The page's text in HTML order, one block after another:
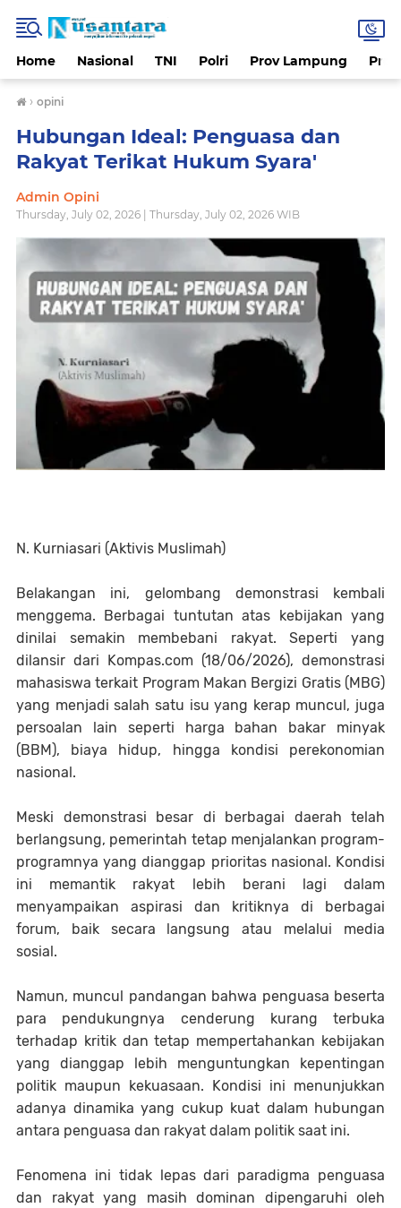
Home Nasional TNI Polri Prov Lampung
› opini
Hubungan Ideal: Penguasa dan
Rakyat Terikat Hukum Syara'
Admin Opini
Thursday, July 02, 2026 | Thursday, July 02, 2026 WIB
N. Kurniasari (Aktivis Muslimah)
Belakangan ini, gelombang demonstrasi kembali
menggema. Berbagai tuntutan atas kebijakan yang
dinilai semakin membebani rakyat. Seperti yang
dilansir dari Kompas.com (18/06/2026), demonstrasi
mahasiswa terkait Program Makan Bergizi Gratis (MBG)
yang menjadi salah satu isu yang kerap muncul, juga
persoalan lain seperti harga bahan bakar minyak
(BBM), biaya hidup, hingga kondisi perekonomian
nasional.
Meski demonstrasi besar di berbagai daerah telah
berlangsung, pemerintah tetap menjalankan program-
programnya yang dianggap prioritas nasional. Kondisi
ini memantik rakyat lebih berani lagi dalam
menyampaikan aspirasi dan kritiknya di berbagai
forum, baik secara langsung atau melalui media
sosial.
Namun, muncul pandangan bahwa penguasa beserta
para pendukungnya cenderung kurang terbuka
terhadap kritik dan tetap mempertahankan kebijakan
yang dianggap lebih menguntungkan kepentingan
politik maupun kekuasaan. Kondisi ini menunjukkan
adanya dinamika yang cukup kuat dalam hubungan
antara penguasa dan rakyat dalam politik saat ini.
Fenomena ini tidak lepas dari paradigma penguasa
dan rakyat yang masih dominan dipengaruhi oleh